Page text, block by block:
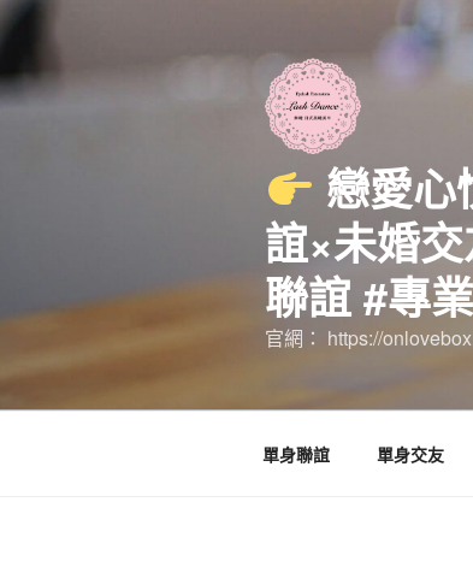
跳
至
主
要
戀愛心
誼×未婚
聯誼 #專
官網： https://
單身聯誼 單身交友